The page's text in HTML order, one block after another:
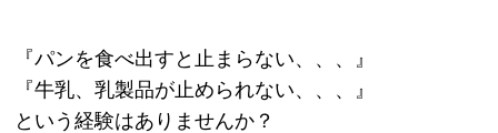
『パンを食べ出すと止まらない、、、』
『牛乳、乳製品が止められない、、、』
という経験はありませんか？